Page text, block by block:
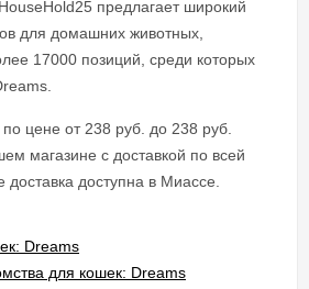
предлагает широкий
для домашних животных,
17000 позиций, среди которых
цене от 238 руб. до 238 руб.
магазине с доставкой по всей
доставка доступна в Миассе.
Dreams
для кошек: Dreams